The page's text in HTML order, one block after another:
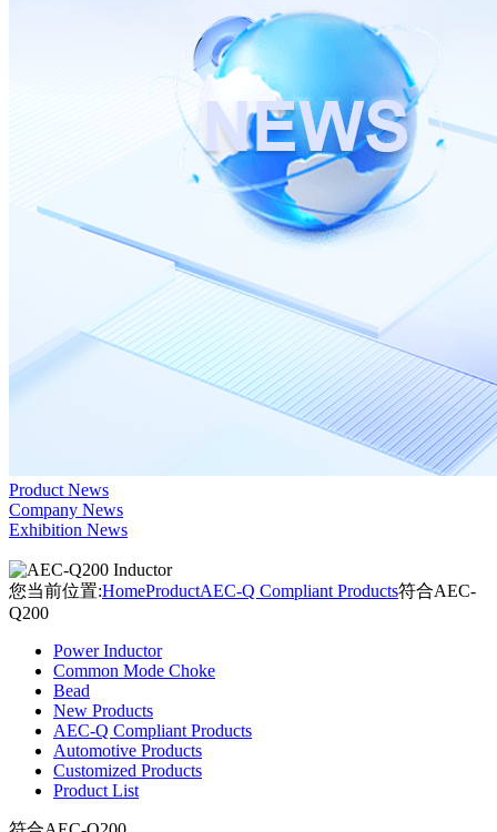
Product News
Company News
Exhibition News
您当前位置:HomeProductAEC-Q Compliant Products符合AEC-
Q200
Power Inductor
Common Mode Choke
Bead
New Products
AEC-Q Compliant Products
Automotive Products
Customized Products
Product List